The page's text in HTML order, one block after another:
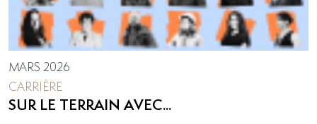
MARS 2026
CARRIÈRE
SUR LE TERRAIN AVEC...